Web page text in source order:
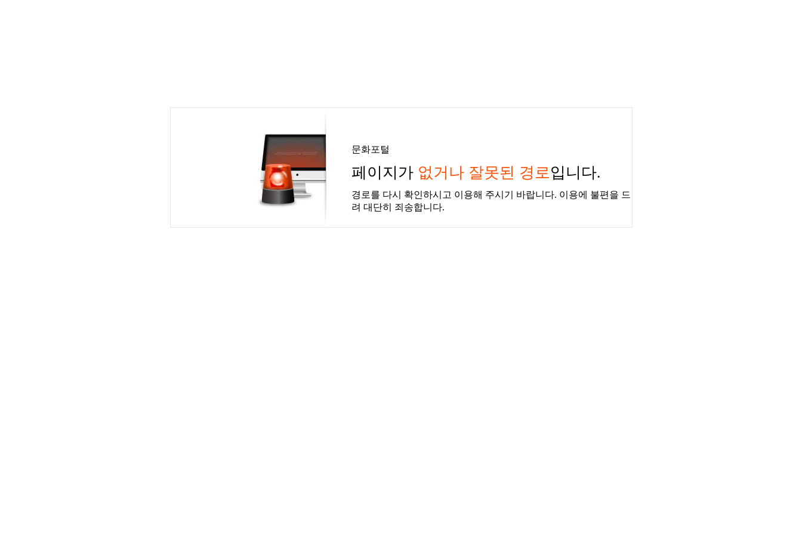
문화포털
페이지가 없거나 잘못된 경로입니다.
경로를 다시 확인하시고 이용해 주시기 바랍니다. 이용에 불편을 드
려 대단히 죄송합니다.